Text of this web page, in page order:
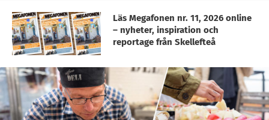
Läs Megafonen nr. 11, 2026 online
– nyheter, inspiration och
reportage från Skellefteå